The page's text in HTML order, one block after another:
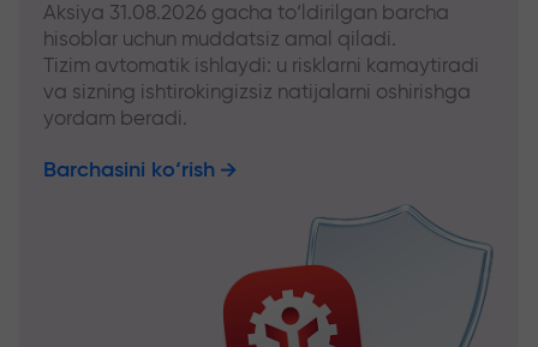
Aksiya 31.08.2026 gacha to‘ldirilgan barcha
hisoblar uchun muddatsiz amal qiladi.
Tizim avtomatik ishlaydi: u risklarni kamaytiradi
va sizning ishtirokingizsiz natijalarni oshirishga
yordam beradi.
Barchasini ko‘rish